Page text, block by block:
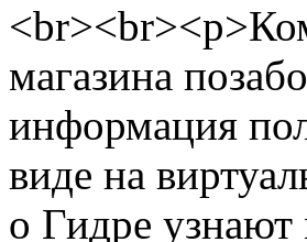
магазина
информация
виде на
о Гидре